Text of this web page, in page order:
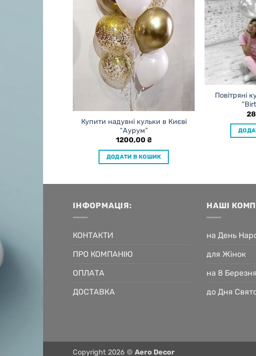
Купити надувні кульки в Києві
“Аурум”
1200,00 ₴
ДОДАТИ В КОШИК
Повітряні
ІНФОРМАЦІЯ:
КОНТАКТИ
ПРО КОМПАНІЮ
ОПЛАТА
ДОСТАВКА
НАШІ
на День
для Жінок
на 8 Березня
до Дня
Copyright 2026 © Aero Decor